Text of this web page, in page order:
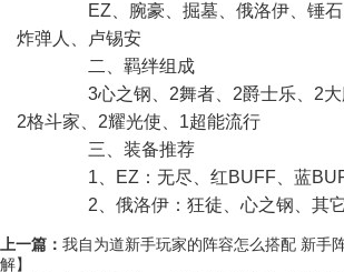
EZ、腕豪、掘墓、俄洛伊、锤石
炸弹人、卢锡安
二、羁绊组成
3心之钢、2舞者、2爵士乐、2大
2格斗家、2耀光使、1超能流行
三、装备推荐
1、EZ：无尽、红BUFF、蓝
2、俄洛伊：狂徒、心之钢、其
上一篇： 我自为道新手玩家的阵容怎么搭配 新手
解】